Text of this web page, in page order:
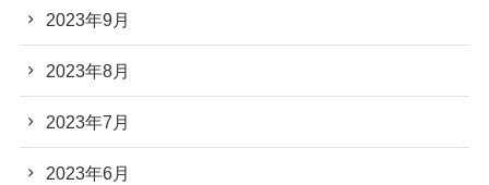
2023年9月
2023年8月
2023年7月
2023年6月